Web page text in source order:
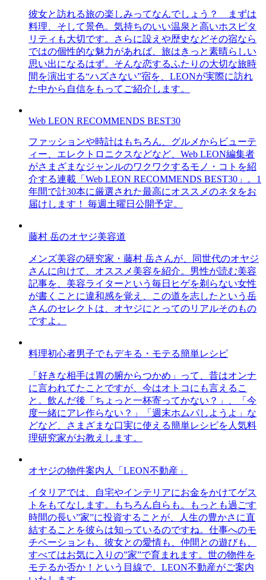
彼女と訪れる旅の楽しみってなんでしょう？ まずは
料理、そして景色。気持ちのいい温泉と高いホスピタ
リティも大切です。さらに設えや歴史などその宿なら
ではの個性的な魅力があれば、旅はきっと素晴らしい
思い出になるはず。そんな恋するふたりの大切な旅時
間を演出する“ハズさない”宿を、LEONが実際に訪れ
た中から自信をもってご紹介します。
Web LEON RECOMMENDS BEST30
ファッションや時計はもちろん、グルメからビューテ
ィー、エレクトロニクスなどなど、Web LEON編集者
がさまざまなジャンルのワクワクするモノ・コトを紹
介する連載「Web LEON RECOMMENDS BEST30」。1
年間で計30本に厳選された最高にオススメのネタをお
届けします！ 毎週土曜日公開予定。
藤村 岳のオヤジ美容道
メンズ美容の研究家・藤村 岳さんが、同世代のオヤジ
さんに向けて、オススメ美容を紹介。男性が読む美容
記事を、美容ライターという毎日ヒゲを剃らない女性
が書くことに違和感を覚え、この道を志したという岳
さんのセレクトは、オヤジにとってのリアルそのもの
ですよ。
料理初心者男子でもデキる・モテる簡単レシピ
「好きな相手は胃の腑からつかめ」って、昔はオンナ
に言われてたことですが、今はオトコにも言えるこ
と。飲んだ後「ちょっと一杯寄ってかない？」、「今
度一緒にアレ作らない？」「週末ホムパしようよ」な
どなど、さまざまな口実に使える簡単レシピを人気料
理研究家がお教えします。
オヤジの物件案内人「LEON不動産」
イタリアでは、自宅やインテリアにお金をかけてゲス
トをもてなします。もちろん自らも。もっとも過ごす
時間の長い”家”に投資することが、人生の豊かさに直
結することを彼らは知っているのですね。仕事へのモ
チベーションも、彼女との愛情も、仲間との遊びも、
すべてはお気に入りの”家”で育まれます。世の物件を
モテるか否か！という目線で、LEON不動産がご案内